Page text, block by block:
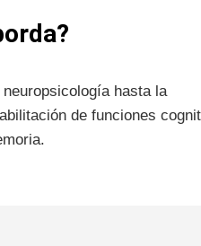
hasta la
de funciones